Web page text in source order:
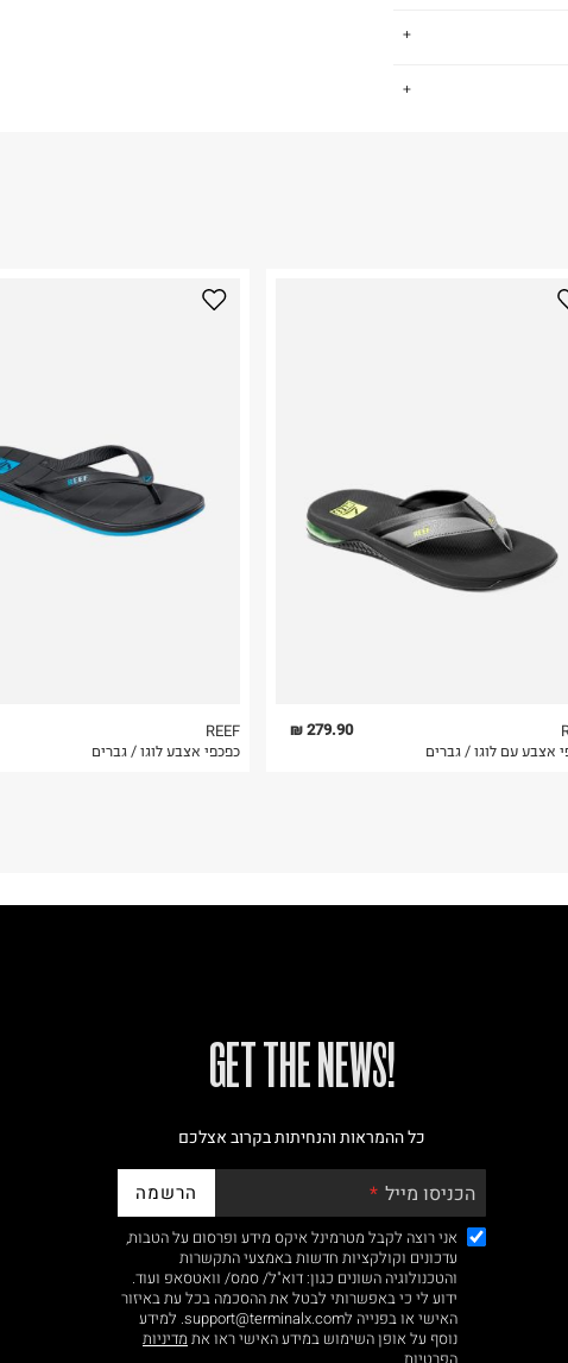
על גבי החבילה
בלבד. לא ניתן
REEF
כפכפי אצבע לוגו / גברים
279.90 ₪
אצבע עם לוגו / גברים
!GET THE NEWS
כל ההמראות והנחיתות בקרוב אצלכם
הכניסו מייל הרשמה
אני רוצה לקבל מטרמינל איקס מידע ופרסום על הטבות,
עדכונים וקולקציות חדשות באמצעי התקשרות
והטכנולוגיה השונים כגון: דוא"ל/ סמס/ וואטסאפ ועוד.
ידוע לי כי באפשרותי לבטל את ההסכמה בכל עת באיזור
האישי או בפנייה לsupport@terminalx.com. למידע
נוסף על אופן השימוש במידע האישי ראו את מדיניות